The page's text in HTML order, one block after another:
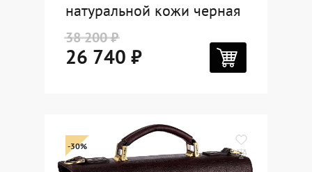
натуральной кожи черная
38 200 ₽
26 740 ₽
-30%